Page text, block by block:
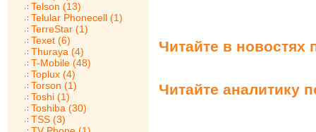
Telson (13)
Telular Phonecell (1)
TerreStar (1)
Texet (6)
Thuraya (4)
T-Mobile (48)
Toplux (4)
Torson (1)
Toshi (1)
Toshiba (30)
TSS (3)
Читайте в новостях
Читайте аналитику